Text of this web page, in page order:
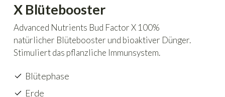
X Blütebooster
Advanced Nutrients Bud Factor X 100%
natürlicher Blütebooster und bioaktiver Dünger.
Stimuliert das pflanzliche Immunsystem.
Blütephase
Erde